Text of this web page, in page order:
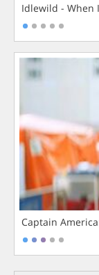
Idlewild - When
Captain